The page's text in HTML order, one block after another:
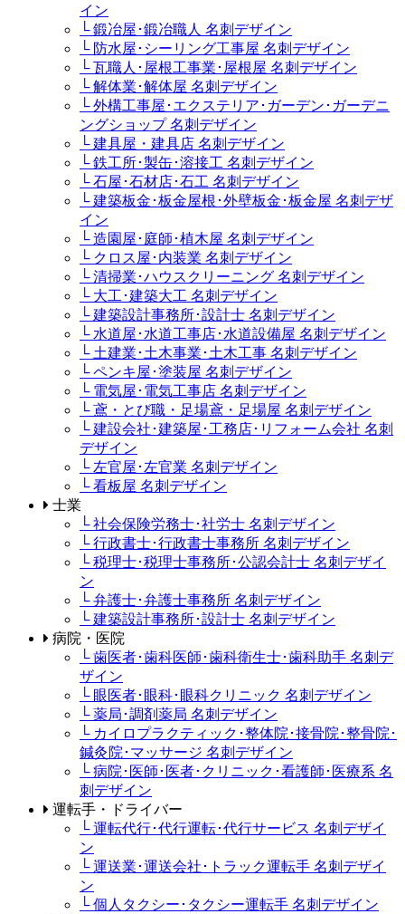
イン
└ 鍛冶屋･鍛冶職人 名刺デザイン
└ 防水屋･シーリング工事屋 名刺デザイン
└ 瓦職人･屋根工事業･屋根屋 名刺デザイン
└ 解体業･解体屋 名刺デザイン
└ 外構工事屋･エクステリア･ガーデン･ガーデニ
ングショップ 名刺デザイン
└ 建具屋・建具店 名刺デザイン
└ 鉄工所･製缶･溶接工 名刺デザイン
└ 石屋･石材店･石工 名刺デザイン
└ 建築板金･板金屋根･外壁板金･板金屋 名刺デザ
イン
└ 造園屋･庭師･植木屋 名刺デザイン
└ クロス屋･内装業 名刺デザイン
└ 清掃業･ハウスクリーニング 名刺デザイン
└ 大工･建築大工 名刺デザイン
└ 建築設計事務所･設計士 名刺デザイン
└ 水道屋･水道工事店･水道設備屋 名刺デザイン
└ 土建業･土木事業･土木工事 名刺デザイン
└ ペンキ屋･塗装屋 名刺デザイン
└ 電気屋･電気工事店 名刺デザイン
└ 鳶・とび職・足場鳶・足場屋 名刺デザイン
└ 建設会社･建築屋･工務店･リフォーム会社 名刺
デザイン
└ 左官屋･左官業 名刺デザイン
└ 看板屋 名刺デザイン
士業
└ 社会保険労務士･社労士 名刺デザイン
└ 行政書士･行政書士事務所 名刺デザイン
└ 税理士･税理士事務所･公認会計士 名刺デザイ
ン
└ 弁護士･弁護士事務所 名刺デザイン
└ 建築設計事務所･設計士 名刺デザイン
病院・医院
└ 歯医者･歯科医師･歯科衛生士･歯科助手 名刺デ
ザイン
└ 眼医者･眼科･眼科クリニック 名刺デザイン
└ 薬局･調剤薬局 名刺デザイン
└ カイロプラクティック･整体院･接骨院･整骨院･
鍼灸院･マッサージ 名刺デザイン
└ 病院･医師･医者･クリニック･看護師･医療系 名
刺デザイン
運転手・ドライバー
└ 運転代行･代行運転･代行サービス 名刺デザイ
ン
└ 運送業･運送会社･トラック運転手 名刺デザイ
ン
└ 個人タクシー･タクシー運転手 名刺デザイン